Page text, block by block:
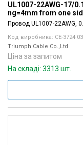
UL1007-22AWG-17/
ng=4mm from one
Провод UL1007-22AWG,
Код виробника: СЕ-3724
Triumph Cable Co.,Ltd
Ціна за запитом
На складі: 3313 шт.